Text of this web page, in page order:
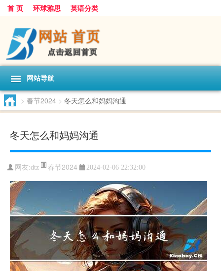
首 页 环球雅思 英语分类
网站导航
> 春节2024 > 冬天怎么和妈妈沟通
冬天怎么和妈妈沟通
网友:dtz 春节2024 2024-02-06 22:32:00